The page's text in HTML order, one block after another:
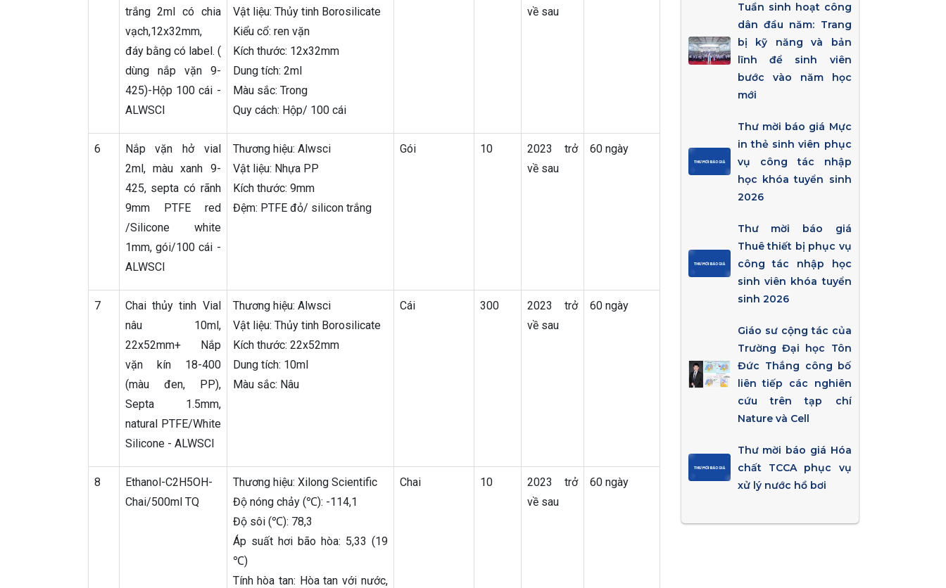
trắng 2ml có chia
vạch,12x32mm,
đáy bằng có label. (
dùng nắp vặn 9-
425)-Hộp 100 cái -
ALWSCI
Vật liệu: Thủy tinh Borosilicate
Kiểu cổ: ren vặn
Kích thước: 12x32mm
Dung tích: 2ml
Màu sắc: Trong
Quy cách: Hộp/ 100 cái
về sau
6
Nắp vặn hở vial
2ml, màu xanh 9-
425, septa có rãnh
9mm PTFE red
/Silicone white
1mm, gói/100 cái -
ALWSCI
Thương hiệu: Alwsci
Vật liệu: Nhựa PP
Kích thước: 9mm
Đệm: PTFE đỏ/ silicon trắng
Gói 10
2023 trở
về sau
60 ngày
7
Chai thủy tinh Vial
nâu 10ml,
22x52mm+ Nắp
vặn kín 18-400
(màu đen, PP),
Septa 1.5mm,
natural PTFE/White
Silicone - ALWSCI
Thương hiệu: Alwsci
Vật liệu: Thủy tinh Borosilicate
Kích thước: 22x52mm
Dung tích: 10ml
Màu sắc: Nâu
Cái 300
2023 trở
về sau
60 ngày
8
Ethanol-C2H5OH-
Chai/500ml TQ
Thương hiệu: Xilong Scientific
Độ nóng chảy (℃): -114,1
Độ sôi (℃): 78,3
Áp suất hơi bão hòa: 5,33 (19
℃)
Tính hòa tan: Hòa tan với nước,
Chai 10
2023 trở
về sau
60 ngày
Tuần sinh hoạt công
dân đầu năm: Trang
bị kỹ năng và bản
lĩnh để sinh viên
bước vào năm học
mới
Thư mời báo giá Mực
in thẻ sinh viên phục
vụ công tác nhập
học khóa tuyển sinh
2026
Thư mời báo giá
Thuê thiết bị phục vụ
công tác nhập học
sinh viên khóa tuyển
sinh 2026
Giáo sư cộng tác của
Trường Đại học Tôn
Đức Thắng công bố
liên tiếp các nghiên
cứu trên tạp chí
Nature và Cell
Thư mời báo giá Hóa
chất TCCA phục vụ
xử lý nước hồ bơi